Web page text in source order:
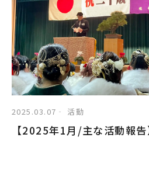
2025.03.07 活動
【2025年1月/主な活動報告